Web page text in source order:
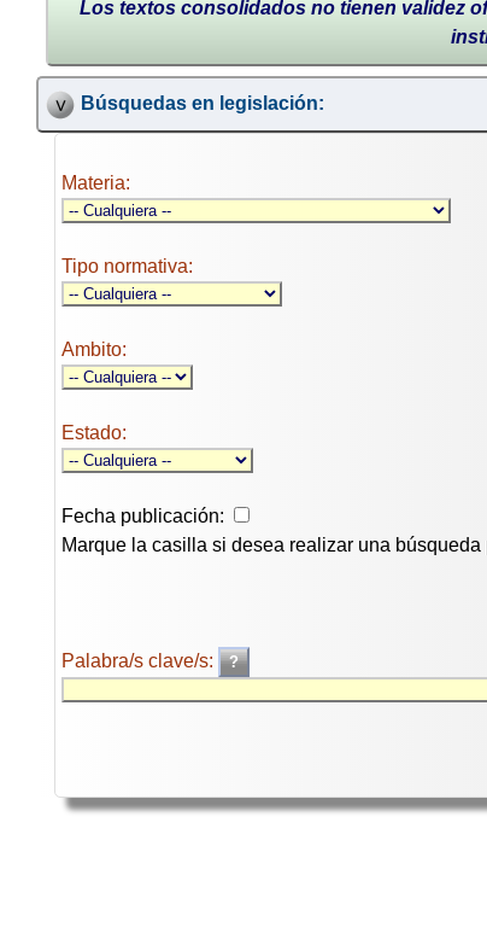
Los textos consolidados no tienen validez
Búsquedas en legislación:
Materia:
Tipo normativa:
Ambito:
Estado:
Fecha publicación:
Marque la casilla si desea realizar una búsqueda
Palabra/s clave/s: